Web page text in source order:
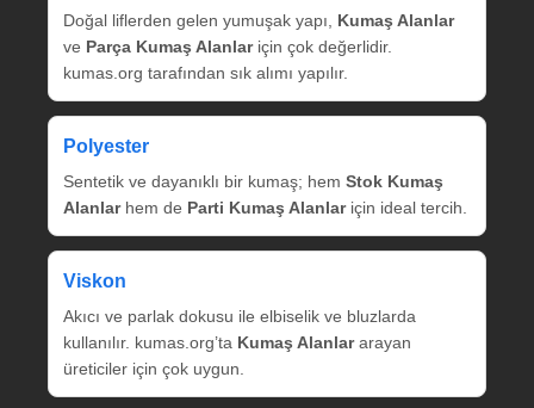
Doğal liflerden gelen yumuşak yapı, Kumaş Alanlar
ve Parça Kumaş Alanlariçin çok değerlidir.
kumas.org tarafından sık alımı yapılır.
Polyester
Sentetik ve dayanıklı bir kumaş; hem Stok Kumaş
Alanlarhem de Parti Kumaş Alanlariçin ideal tercih.
Viskon
Akıcı ve parlak dokusu ile elbiselik ve bluzlarda
kullanılır. kumas.org’ta Kumaş Alanlararayan
üreticiler için çok uygun.